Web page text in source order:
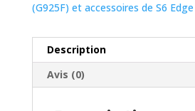
(G925F) et accessoires de S6
Description
Avis (0)